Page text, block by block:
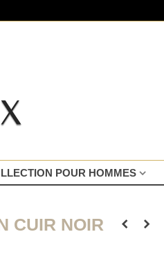
POUR HOMMES
CUIR NOIR